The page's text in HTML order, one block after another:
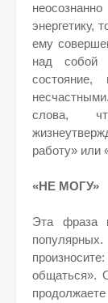
энергетику,
ему
над собой
слова,
работу» или
«НЕ МОГУ»
Эта фраза
общаться».